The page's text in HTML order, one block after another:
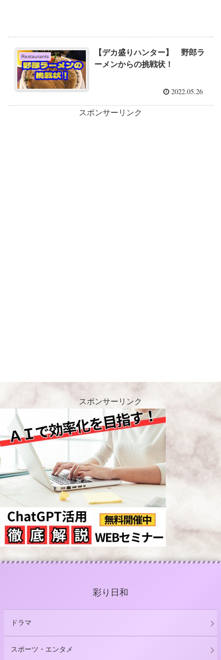
Restaurants
【デカ盛りハンター】 野郎ラ
ーメンからの挑戦状！
2022.05.26
スポンサーリンク
スポンサーリンク
彩り日和
ドラマ
スポーツ・エンタメ